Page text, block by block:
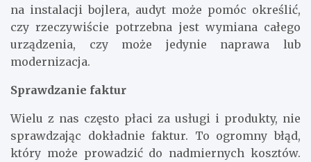
na instalacji bojlera, audyt może pomóc określić,
czy rzeczywiście potrzebna jest wymiana całego
urządzenia, czy może jedynie naprawa lub
modernizacja.
Sprawdzanie faktur
Wielu z nas często płaci za usługi i produkty, nie
sprawdzając dokładnie faktur. To ogromny błąd,
który może prowadzić do nadmiernych kosztów.